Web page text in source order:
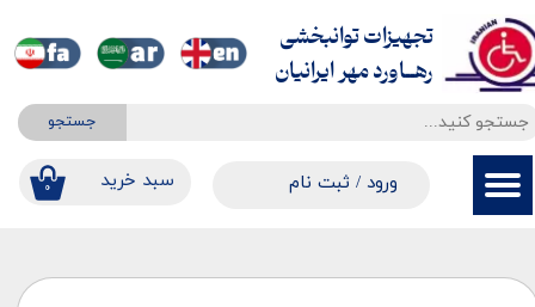
جستجو
۰ ​​سبد خرید ورود / ثبت نام
حساب کاربری من
سفارشات
خروج از حساب کاربری
تجهیزات توانبخشی
​​​​​​​رهــاورد مهر ایرانیان